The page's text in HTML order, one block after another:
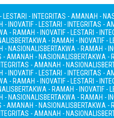
LESTARI - INTEGRITAS - AMANAH -
- INOVATIF - LESTARI - INTEGRITAS -
- RAMAH - INOVATIF - LESTARI -
BERTAKWA - RAMAH - INOVATIF -
- NASIONALISBERTAKWA - RAMAH -
- AMANAH - NASIONALISBERTAKWA -
- AMANAH - NASIONALIS
- INOVATIF - LESTARI - INTEGRITAS -
- RAMAH - INOVATIF - LESTARI -
BERTAKWA - RAMAH - INOVATIF -
- NASIONALISBERTAKWA - RAMAH -
- AMANAH - NASIONALISBERTAKWA -
- AMANAH - NASIONALIS